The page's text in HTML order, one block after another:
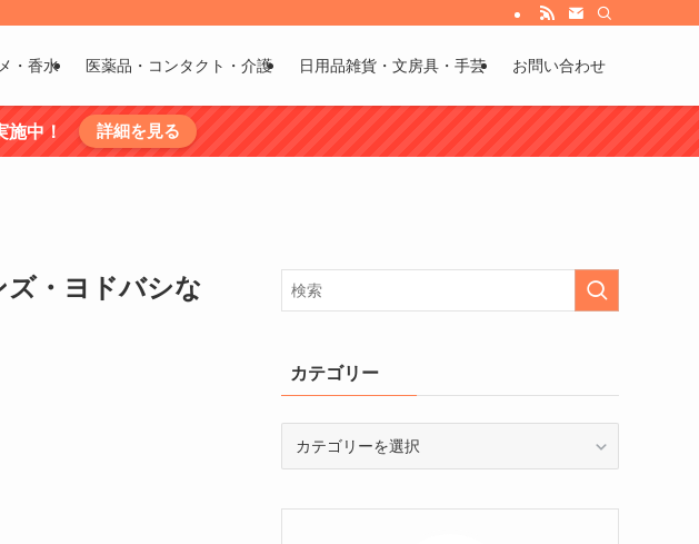
いては、商品の特徴を調べ選び方などもお伝えしています。
・香水 医薬品・コンタクト・介護 日用品雑貨・文房具・手芸 お問い合わせ
中！ 詳細を見る
ズ・ヨドバシな
カテゴリー
リ